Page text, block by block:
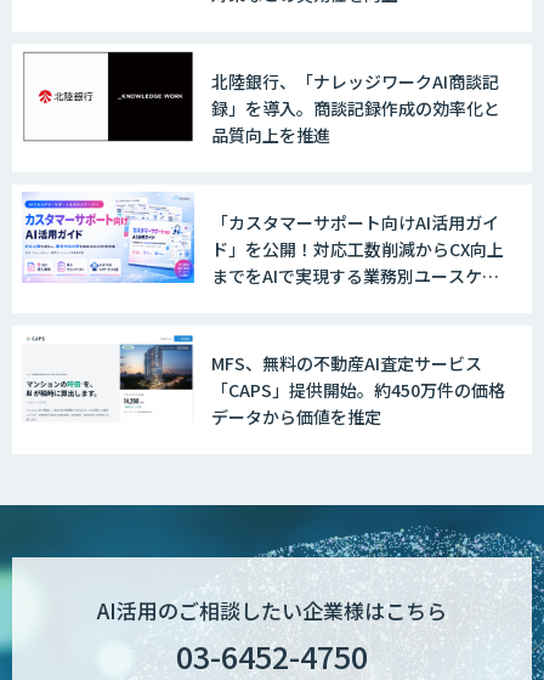
北陸銀行、「ナレッジワークAI商談記
録」を導入。商談記録作成の効率化と
品質向上を推進
「カスタマーサポート向けAI活用ガイ
ド」を公開！対応工数削減からCX向上
までをAIで実現する業務別ユースケー
MFS、無料の不動産AI査定サービス
「CAPS」提供開始。約450万件の価格
データから価値を推定
AI活用のご相談したい企業様はこちら
03-6452-4750